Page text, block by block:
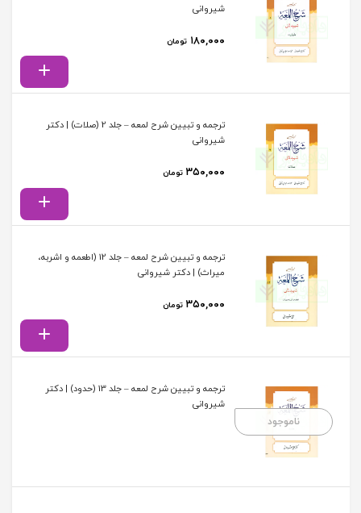
شیروانی
۱۸۰,۰۰۰ تومان
ترجمه و تبیین شرح لمعه – جلد 2 (صلات) | دکتر
شیروانی
۳۵۰,۰۰۰ تومان
ترجمه و تبیین شرح لمعه – جلد 12 (اطعمه و اشربه،
میراث) | دکتر شیروانی
۳۵۰,۰۰۰ تومان
ناموجود
ترجمه و تبیین شرح لمعه – جلد 13 (حدود) | دکتر
شیروانی